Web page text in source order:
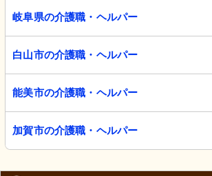
岐阜県の介護職・ヘルパー
白山市の介護職・ヘルパー
能美市の介護職・ヘルパー
加賀市の介護職・ヘルパー